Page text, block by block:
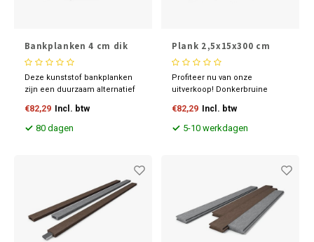
Bankplanken 4 cm dik
Deze kunststof bankplanken
zijn een duurzaam alternatief
vervaardigd uit 100%
gerecyclede kunststoffen.
€82,29 Incl. btw
80 dagen
Plank 2,5x15x300 cm
Profiteer nu van onze
uitverkoop! Donkerbruine
gerecycled materiaal.
Hoogwaardige kwaliteit uit de
€82,29 Incl. btw
5-10 werkdagen